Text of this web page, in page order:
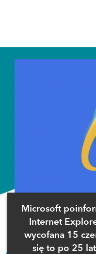
Microsoft
Internet
wycofana 15
się to po 25